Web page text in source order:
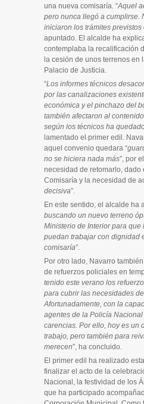
una nueva comisaría. “Aquel
pero nunca llegó a cumplirse.
iniciaron los trámites previstos
apuntado. El alcalde ha
contemplaba la recalificación
la cesión de unos terrenos en
Palacio de Justicia.
“Los informes técnicos
por las canalizaciones
económica y el pinchazo del
también afectaron al
según los técnicos ha
lamentado el primer edil.
aquel convenio quedara “
no se hiciera nada más”, por
necesidad de retomarlo, dado
Comisaría y la necesidad de
decisiva”.
En este sentido, el alcalde ha
buscando un nuevo terreno
Ministerio de Interior para
puedan trabajar con dignidad
comisaría”.
Por otro lado, Navarro
de refuerzos policiales en
tenido este verano los
para cubrir las necesidades
Afortunadamente, con la
agentes de la Policía
carencias. Por ello, hoy es un
trabajo, pero también para
merecen”, ha concluido.
El primer edil ha realizado
finalizar el acto de la
Nacional, la festividad de los
que ha participado